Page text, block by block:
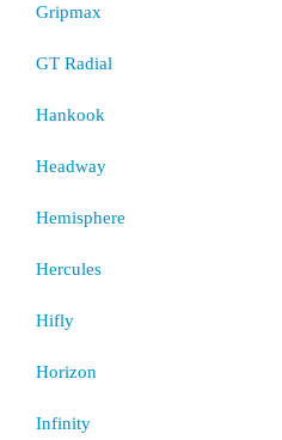
Gripmax
GT Radial
Hankook
Headway
Hemisphere
Hercules
Hifly
Horizon
Infinity